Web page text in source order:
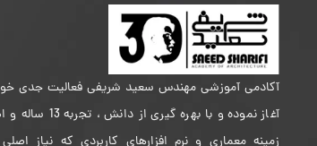
آغاز نموده و با بهره
زمینه معماری و نرم افزارهای کاربردی که نیاز